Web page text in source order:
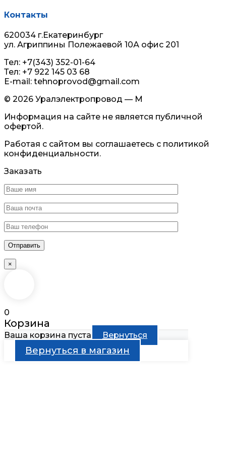
Контакты
620034 г.Екатеринбург
ул. Агриппины Полежаевой 10А офис 201
Тел: +7(343) 352-01-64
Тел: +7 922 145 03 68
E-mail: tehnoprovod@gmail.com
© 2026 Уралэлектропровод — М
Информация на сайте не является публичной
офертой.
Работая с сайтом вы соглашаетесь с политикой
конфиденциальности.
Заказать
×
0
Корзина
Ваша корзина пуста Вернуться
Вернуться в магазин